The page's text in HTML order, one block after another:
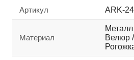
Артикул ARK-
Материал
Велюр